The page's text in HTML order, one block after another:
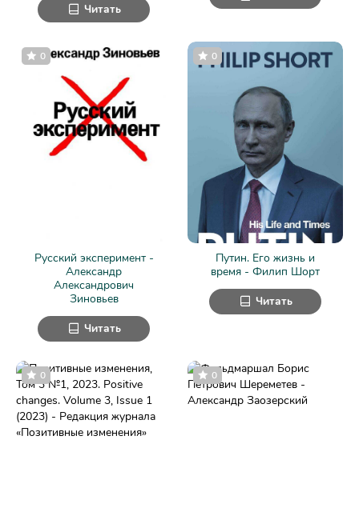
Читать
Русский эксперимент -
Александр
Александрович
Зиновьев
0
Читать
Путин. Его жизнь и
время - Филип Шорт
0
Читать
0 0